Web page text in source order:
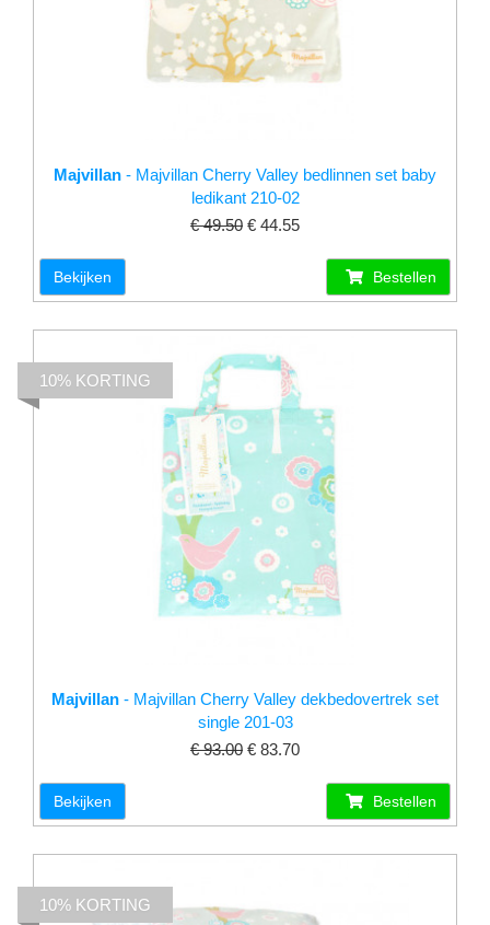
Majvillan - Majvillan Cherry Valley bedlinnen set baby
ledikant 210-02
€ 49.50 € 44.55
Bekijken Bestellen
Majvillan - Majvillan Cherry Valley dekbedovertrek set
single 201-03
€ 93.00 € 83.70
10% KORTING
Bekijken Bestellen
10% KORTING